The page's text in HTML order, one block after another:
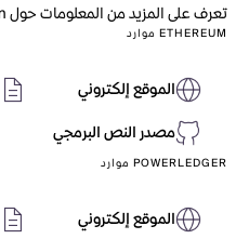
تعرف على المزيد من المعلومات حول Ethereum هنا.
ETHEREUM موارد
الموقع إلكتروني
مصدر النص البرمجي
POWERLEDGER موارد
الموقع إلكتروني